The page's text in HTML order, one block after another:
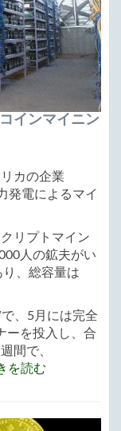
インマイニン
カの企業
発電によるマイ
リプトマイン
人の鉱夫がい
、総容量は
、5月には完全
ーを投入し、合
間で、
を読む